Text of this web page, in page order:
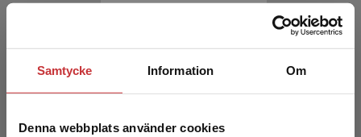
Samtycke Information Om
Denna webbplats använder cookies